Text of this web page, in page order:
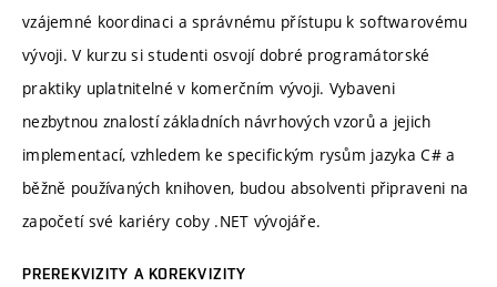
vzájemné koordinaci a správnému přístupu k softwarovému
vývoji. V kurzu si studenti osvojí dobré programátorské
praktiky uplatnitelné v komerčním vývoji. Vybaveni
nezbytnou znalostí základních návrhových vzorů a jejich
implementací, vzhledem ke specifickým rysům jazyka C# a
běžně používaných knihoven, budou absolventi připraveni na
započetí své kariéry coby .NET vývojáře.
PREREKVIZITY A KOREKVIZITY